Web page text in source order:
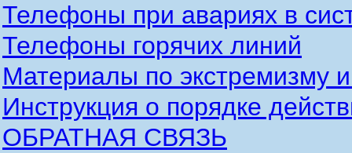
Телефоны при авариях в
Телефоны горячих линий
Материалы по экстремизму
Инструкция о порядке
ОБРАТНАЯ СВЯЗЬ